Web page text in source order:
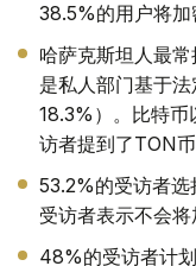
38.5%的用户将加
哈萨克斯坦人最
是私人部门基于
18.3%）。比特币
访者提到了TON
53.2%的受访者
受访者表示不会将
48%的受访者计